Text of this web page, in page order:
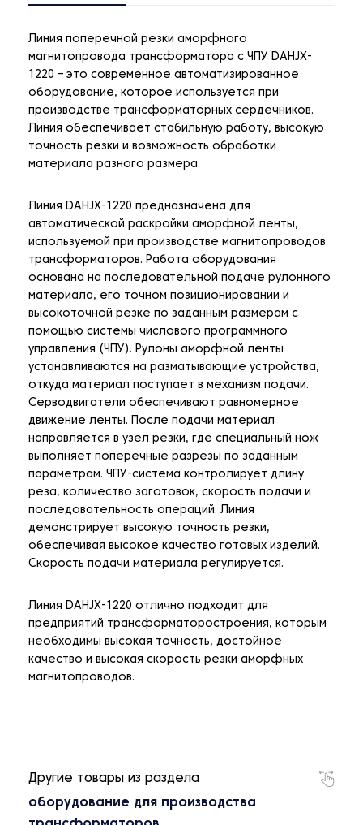
Линия поперечной резки аморфного
магнитопровода трансформатора с ЧПУ DAHJX-
1220 – это современное автоматизированное
оборудование, которое используется при
производстве трансформаторных сердечников.
Линия обеспечивает стабильную работу, высокую
точность резки и возможность обработки
материала разного размера.
Линия DAHJX-1220 предназначена для
автоматической раскройки аморфной ленты,
используемой при производстве магнитопроводов
трансформаторов. Работа оборудования
основана на последовательной подаче рулонного
материала, его точном позиционировании и
высокоточной резке по заданным размерам с
помощью системы числового программного
управления (ЧПУ). Рулоны аморфной ленты
устанавливаются на разматывающие устройства,
откуда материал поступает в механизм подачи.
Серводвигатели обеспечивают равномерное
движение ленты. После подачи материал
направляется в узел резки, где специальный нож
выполняет поперечные разрезы по заданным
параметрам. ЧПУ-система контролирует длину
реза, количество заготовок, скорость подачи и
последовательность операций. Линия
демонстрирует высокую точность резки,
обеспечивая высокое качество готовых изделий.
Скорость подачи материала регулируется.
Линия DAHJX-1220 отлично подходит для
предприятий трансформаторостроения, которым
необходимы высокая точность, достойное
качество и высокая скорость резки аморфных
магнитопроводов.
Другие товары из раздела
оборудование для производства